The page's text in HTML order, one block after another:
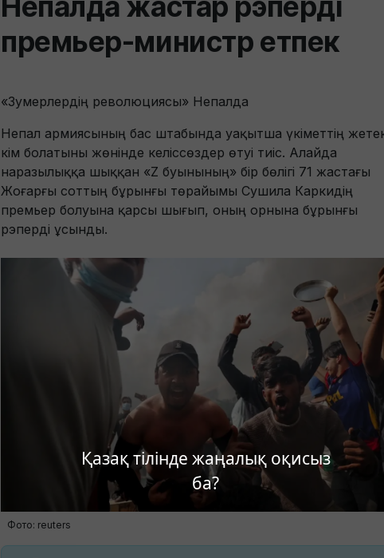
Қазақ тілінде жаңалық оқисыз
ба?
Непалда жастар рэперді
премьер-министр етпек
«Зумерлердің революциясы» Непалда
Непал армиясының бас штабында уақытша үкіметтің
кім болатыны жөнінде келіссөздер өтуі тиіс. Алайда
наразылыққа шыққан «Z буынының» бір бөлігі 71 жастағы
Жоғарғы соттың бұрынғы төрайымы Сушила Каркидің
премьер болуына қарсы шығып, оның орнына бұрынғы
рэперді ұсынды.
Фото: reuters